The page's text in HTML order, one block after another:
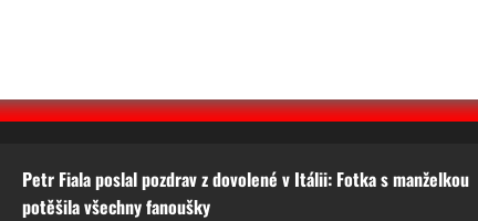
Petr Fiala poslal pozdrav z dovolené v Itálii: Fotka s manželkou
potěšila všechny fanoušky